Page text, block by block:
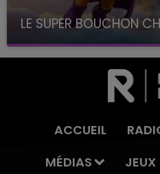
LE SUPER BOUCHON
avec La Famille
ACCUEIL
MÉDIAS
JEUX